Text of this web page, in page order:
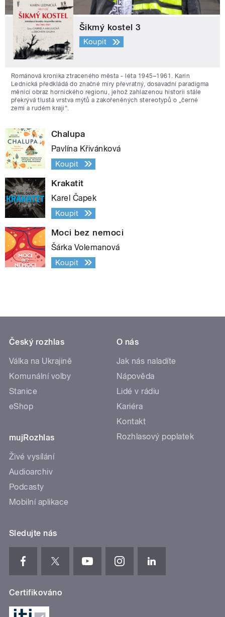
Šikmý kostel 3
Koupit
Románová kronika ztraceného města - léta 1945–1961. Karin
Lednická předkládá do značné míry převratný, dosavadní paradigma
měnící obraz hornického regionu, jehož zahlazenou historii stále
překrývá tlustá vrstva mýtů a zakořeněných stereotypů o „černé
zemi a rudém kraji“.
Chalupa
Pavlína Křivánková
Koupit
Krakatit
Karel Čapek
Koupit
Moci bez nemoci
Šárka Volemanová
Koupit
Český rozhlas
Válka na Ukrajině
Komunální volby
Stanice
eShop
mujRozhlas
Živé vysílání
Audioarchiv
Podcasty
Mobilní aplikace
O nás
Jak nás naladíte
Nápověda
Lidé v rádiu
Kariéra
Kontakt
Rozhlasový poplatek
Sledujte nás
Certifikováno